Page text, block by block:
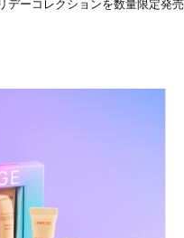
デーコレクションを数量限定発売